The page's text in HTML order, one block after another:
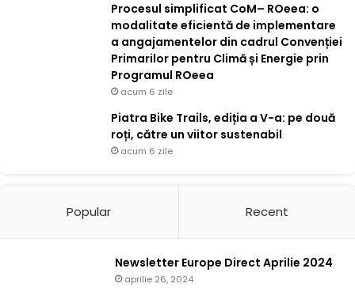
Procesul simplificat CoM– ROeea: o
modalitate eficientă de implementare
a angajamentelor din cadrul Convenției
Primarilor pentru Climă și Energie prin
Programul ROeea
acum 6 zile
Piatra Bike Trails, ediția a V-a: pe două
roți, către un viitor sustenabil
acum 6 zile
Popular Recent
Newsletter Europe Direct Aprilie 2024
aprilie 26, 2024